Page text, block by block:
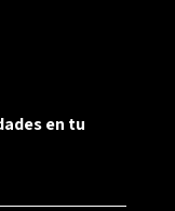
en tu